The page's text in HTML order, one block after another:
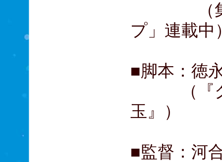
（集英
プ」連載中
■脚本：徳
（『グ
玉』）
■監督：河